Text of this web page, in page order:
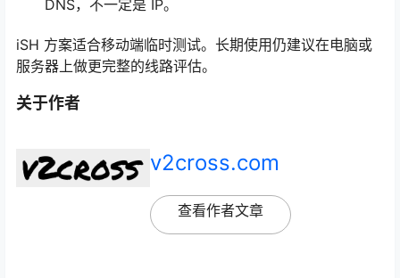
DNS，不一定是 IP。
iSH 方案适合移动端临时测试。长期使用仍建议在电脑或
服务器上做更完整的线路评估。
关于作者
v2cross.com
查看作者文章